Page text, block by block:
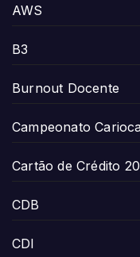
AWS
B3
Burnout Docente
Campeonato
Cartão de Crédito
CDB
CDI